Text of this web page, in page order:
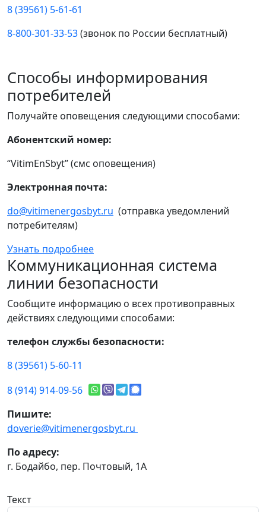
8 (39561) 5-61-61
8-800-301-33-53(звонок по России бесплатный)
Способы информирования
потребителей
Получайте оповещения следующими способами:
Абонентский номер:
“VitimEnSbyt” (смс оповещения)
Электронная почта:
do@vitimenergosbyt.ru (отправка уведомлений
потребителям)
Узнать подробнее
Коммуникационная система
линии безопасности
Сообщите информацию о всех противоправных
действиях следующими способами:
телефон службы безопасности:
8 (39561) 5-60-11
8 (914) 914-09-56
Пишите:
doverie@vitimenergosbyt.ru
По адресу:
г. Бодайбо, пер. Почтовый, 1А
Текст